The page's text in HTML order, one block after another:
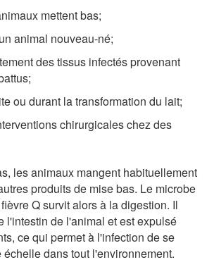
mettent bas;
animal nouveau-né;
des tissus infectés provenant
ou durant la transformation du lait;
chirurgicales chez des
les animaux mangent habituellement
produits de mise bas. Le microbe
Q survit alors à la digestion. Il
l'intestin de l'animal et est expulsé
ce qui permet à l'infection de se
dans tout l'environnement.